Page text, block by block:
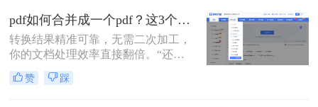
求。
PDF文档感到头疼？手动复制粘贴？
格式全乱。
pdf如何合并成一个pdf？这3个免费高效方法，职场人必须掌握！
转换结果精准可靠，无需二次加工，
你的文档处理效率直接翻倍。“还在
为合并几十个PDF报告而头疼？你浪
费在重复操作上的时间，够你学一个
赞 踩